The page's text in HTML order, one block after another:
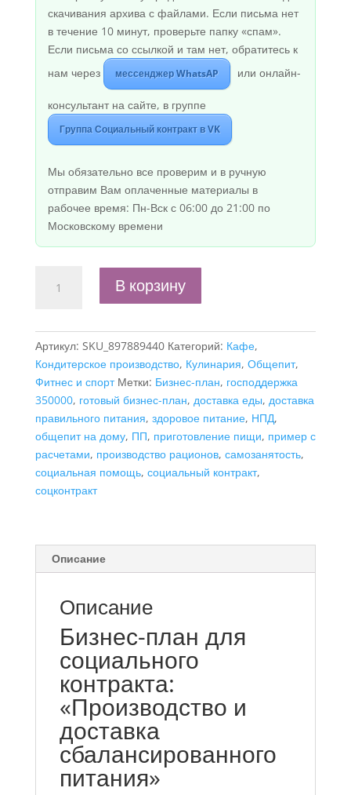
скачивания архива с файлами. Если письма нет
в течение 10 минут, проверьте папку «спам».
Если письма со ссылкой и там нет, обратитесь к
нам через
мессенджер WhatsAP или онлайн-
консультант на сайте, в группе
Группа Социальный контракт в VK
Мы обязательно все проверим и в ручную
отправим Вам оплаченные материалы в
рабочее время: Пн-Вск с 06:00 до 21:00 по
Московскому времени
товара
план
"Организация
производства
и
доставки
суточных
комплектов
правильного
и
сбалансированного
В корзину
Артикул: SKU_897889440 Категорий: Кафе,
Кондитерское производство, Кулинария, Общепит,
Фитнес и спорт Метки: Бизнес-план, господдержка
350000, готовый бизнес-план, доставка еды, доставка
правильного питания, здоровое питание, НПД,
общепит на дому, ПП, приготовление пищи, пример с
расчетами, производство рационов, самозанятость,
социальная помощь, социальный контракт,
соцконтракт
Описание
Описание
Бизнес-план для
социального
контракта:
«Производство и
доставка
сбалансированного
питания»